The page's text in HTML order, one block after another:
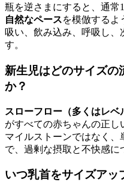
瓶を逆さまにすると、通常
自然なペースを模倣するよ
吸い、飲み込み、呼吸し、
す。
新生児はどのサイズの
か？
スローフロー（多くはレベ
がすべての赤ちゃんの正
マイルストーンではなく
で、過剰な摂取と不快感に
いつ乳首をサイズアッ